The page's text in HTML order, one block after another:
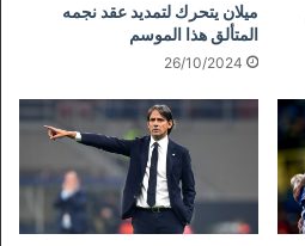
ميلان يتحرك لتمديد عقد نجمه
المتألق هذا الموسم
26/10/2024